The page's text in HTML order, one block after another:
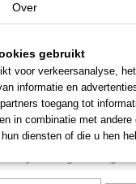
/ geïntegreerde
2015-heden,5
van Thule met een
Over
gebruikt
voor verkeersanalyse,
informatie en
toegang tot
in combinatie met
diensten of die u hen